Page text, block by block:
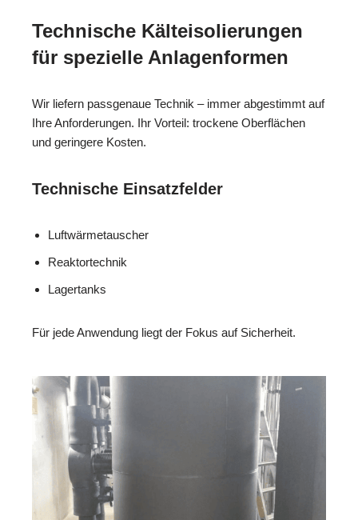
Technische Kälteisolierungen
für spezielle Anlagenformen
Wir liefern passgenaue Technik – immer abgestimmt auf
Ihre Anforderungen. Ihr Vorteil: trockene Oberflächen
und geringere Kosten.
Technische Einsatzfelder
Luftwärmetauscher
Reaktortechnik
Lagertanks
Für jede Anwendung liegt der Fokus auf Sicherheit.